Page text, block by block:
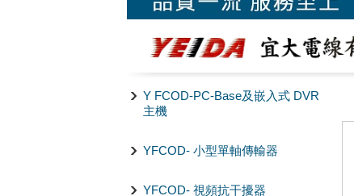
Y FCOD-PC-Base及嵌入式 DVR
主機
YFCOD- 小型單軸傳輸器
YFCOD- 視頻抗干擾器